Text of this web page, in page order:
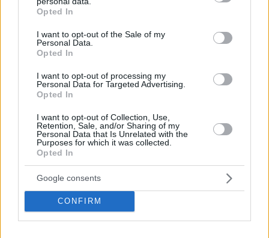
grant or deny consent to Google and its third-party tags to
use your data for below specified purposes in below Google
consent section.
Opted In
I want to opt-out of the Sale of my
Personal Data.
Opted In
I want to opt-out of processing my
Personal Data for Targeted Advertising.
Opted In
I want to opt-out of Collection, Use,
Retention, Sale, and/or Sharing of my
Personal Data that Is Unrelated with the
Purposes for which it was collected.
Opted In
Google consents
CONFIRM